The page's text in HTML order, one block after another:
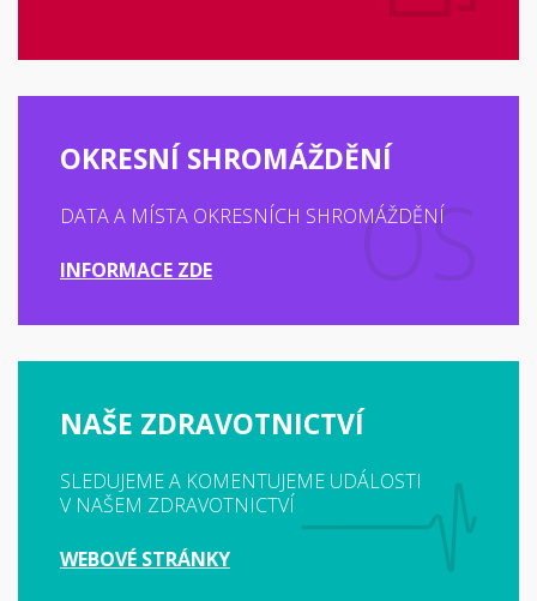
OKRESNÍ SHROMÁŽDĚNÍ
DATA A MÍSTA OKRESNÍCH SHROMÁŽDĚNÍ
INFORMACE ZDE
NAŠE ZDRAVOTNICTVÍ
SLEDUJEME A KOMENTUJEME UDÁLOSTI
V NAŠEM ZDRAVOTNICTVÍ
WEBOVÉ STRÁNKY